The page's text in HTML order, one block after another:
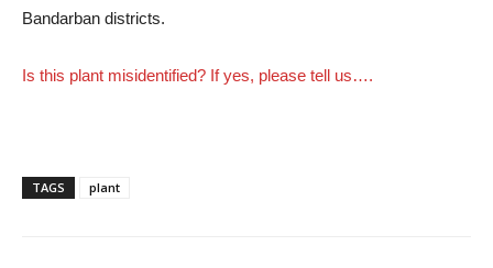
Bandarban districts.
Is this plant misidentified? If yes, please tell us….
TAGS plant